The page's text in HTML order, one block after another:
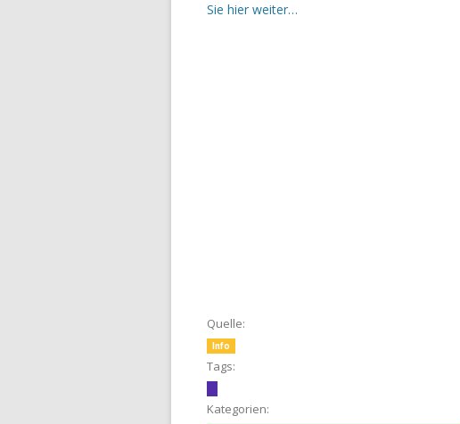
Sie hier weiter…
Quelle:
Info
Tags:
Kategorien: